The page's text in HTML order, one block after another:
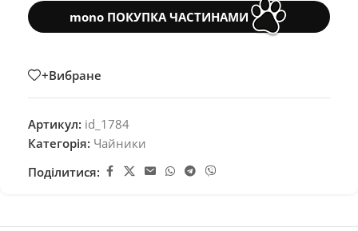
mono ПОКУПКА ЧАСТИНАМИ
+Вибране
Артикул: id_1784
Категорія: Чайники
Поділитися: